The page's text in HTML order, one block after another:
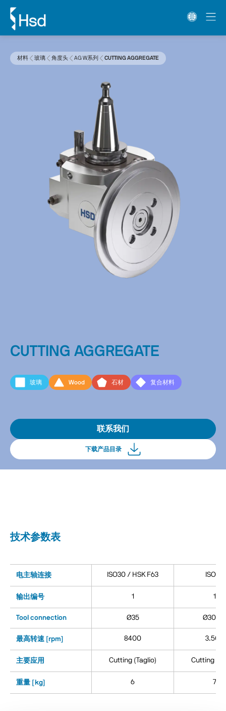
材料 玻璃 角度头 AG W系列 CUTTING AGGREGATE
CUTTING AGGREGATE
玻璃 Wood 石材 复合材料
联系我们
下载产品目录
技术参数表
电主轴连接 ISO30 / HSK F63 ISO40
输出编号 1 1
Tool connection Ø35 Ø30-
最高转速 [rpm] 8400 3.500
主要应用 Cutting (Taglio) Cutting
重量 [kg] 6 7